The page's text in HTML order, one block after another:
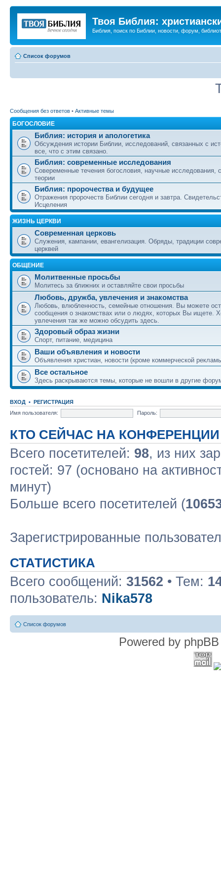
Твоя Библия:
Библия, поиск по Библии, новости, форум,
Список форумов
Сообщения без ответов • Активные темы
БОГОСЛОВИЕ
Библия: история и апологетика
Обсуждения истории Библии, исследований, связанных с
все, что с этим связано.
Библия: современные исследования
Совеременные течения богословия, научные исследования,
теории
Библия: пророчества и будущее
Отражения пророчеств Библии сегодня и завтра.
Исцеления
ЖИЗНЬ ЦЕРКВИ
Современная церковь
Служения, кампании, евангелизация. Обряды, традиции
церквей
ОБЩЕНИЕ
Молитвенные просьбы
Молитесь за ближних и оставляйте свои просьбы
Любовь, дружба, увлечения и знакомства
Любовь, влюбленность, семейные отношения. Вы можете
сообщения о знакомствах или о людях, которых Вы ищете.
увлечения так же можно обсудить здесь.
Здоровый образ жизни
Спорт, питание, медицина
Ваши объявления и новости
Объявления христиан, новости (кроме коммерческой
Все остальное
Здесь раскрываются темы, которые не вошли в другие
ВХОД • РЕГИСТРАЦИЯ
Имя пользователя:
Пароль:
КТО СЕЙЧАС НА КОНФЕРЕНЦИИ
Всего посетителей: 98, из них
гостей: 97 (основано на
минут)
Больше всего посетителей (
Зарегистрированные
СТАТИСТИКА
Всего сообщений: 31562 • Тем:
пользователь: Nika578
Список форумов
Powered by